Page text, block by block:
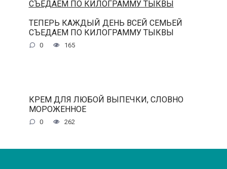
ТЕПЕРЬ КАЖДЫЙ ДЕНЬ ВСЕЙ СЕМЬЕЙ
СЪЕДАЕМ ПО КИЛОГРАММУ ТЫКВЫ
0 165
КРЕМ ДЛЯ ЛЮБОЙ ВЫПЕЧКИ, СЛОВНО
МОРОЖЕННОЕ
0 262